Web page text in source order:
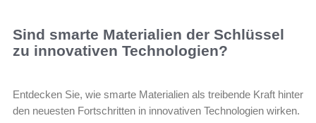
Sind smarte Materialien der Schlüssel
zu innovativen Technologien?
Entdecken Sie, wie smarte Materialien als treibende Kraft hinter
den neuesten Fortschritten in innovativen Technologien wirken.